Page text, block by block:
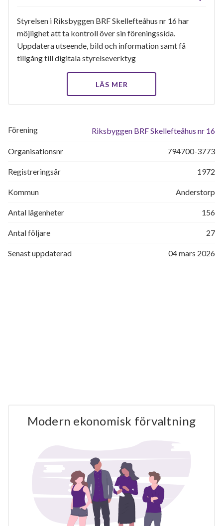
Styrelsen i Riksbyggen BRF Skellefteåhus nr 16 har
möjlighet att ta kontroll över sin föreningssida.
Uppdatera utseende, bild och information samt få
tillgång till digitala styrelseverktyg
LÄS MER
Förening Riksbyggen BRF Skellefteåhus nr 16
Organisationsnr 794700-3773
Registreringsår 1972
Kommun Anderstorp
Antal lägenheter 156
Antal följare 27
Senast uppdaterad 04 mars 2026
Modern ekonomisk förvaltning